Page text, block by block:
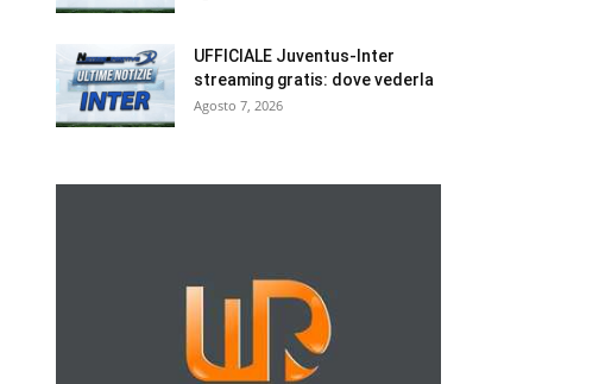
UFFICIALE Juventus-Inter
streaming gratis: dove vederla
Agosto 7, 2026